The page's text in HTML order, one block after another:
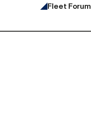
Fleet Forum